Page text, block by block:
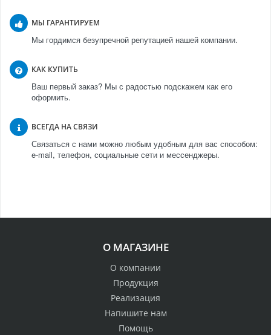
МЫ ГАРАНТИРУЕМ
Мы гордимся безупречной репутацией нашей компании.
КАК КУПИТЬ
Ваш первый заказ? Мы с радостью подскажем как его
оформить.
ВСЕГДА НА СВЯЗИ
Связаться с нами можно любым удобным для вас способом:
e-mail, телефон, социальные сети и мессенджеры.
О МАГАЗИНЕ
О компании
Продукция
Реализация
Напишите нам
Помощь